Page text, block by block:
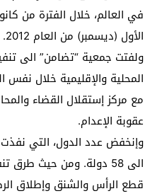
في العالم، خلال الفترة من
الأول (ديسمبر) من العام 2012.
ولفتت جمعية “تضامن” الى
المحلية والإقليمية خلال نفس
مع مركز إستقلال القضاء
عقوبة الإعدام.
الى 58 دولة. ومن حيث
قطع الرأس والشنق وإطلاق